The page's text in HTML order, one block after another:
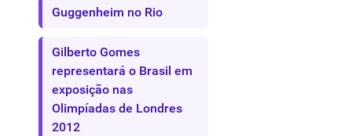
Guggenheim no Rio
Gilberto Gomes
representará o Brasil em
exposição nas
Olimpíadas de Londres
2012